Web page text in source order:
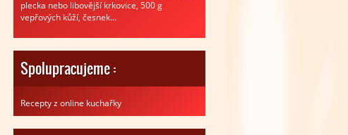
plecka nebo libovější krkovice, 500 g
vepřových kůží, česnek...
Spolupracujeme :
Recepty z online kuchařky